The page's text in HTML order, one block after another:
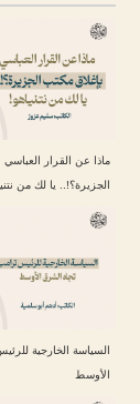
ماذا عن القرار
الجزيرة؟!.. يا لك من
السياسة الخارجية
الأوسط